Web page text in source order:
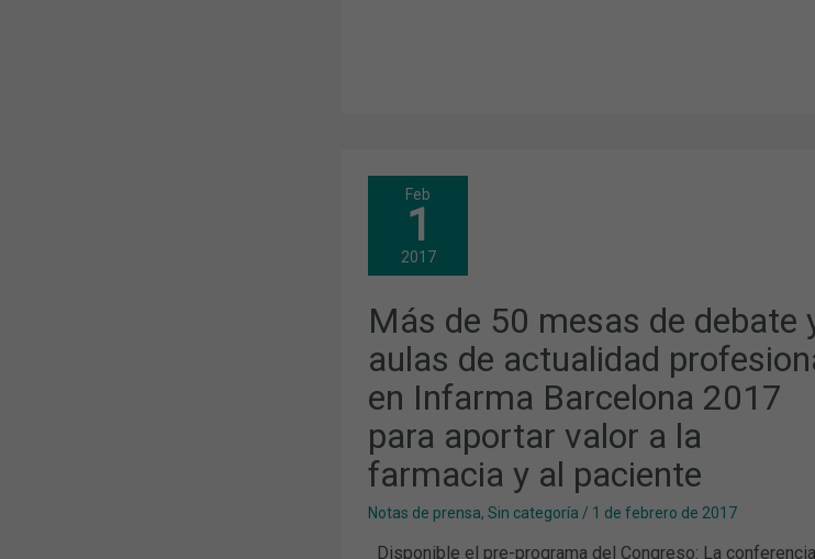
Feb
1
2017
Más de 50 mesas de debate
aulas de actualidad
en Infarma Barcelona 2017
para aportar valor a la
farmacia y al paciente
Notas de prensa, Sin categoría / 1 de febrero de 2017
Disponible el pre-programa del Congreso: La conferencia
MÁS
DE
DE
DEBATE
Y
DE
ACTUALIDAD
PROFESIONAL
EN
INFARMA
BARCELONA
2017
PARA
APORTAR
A
FARMACIA
AL